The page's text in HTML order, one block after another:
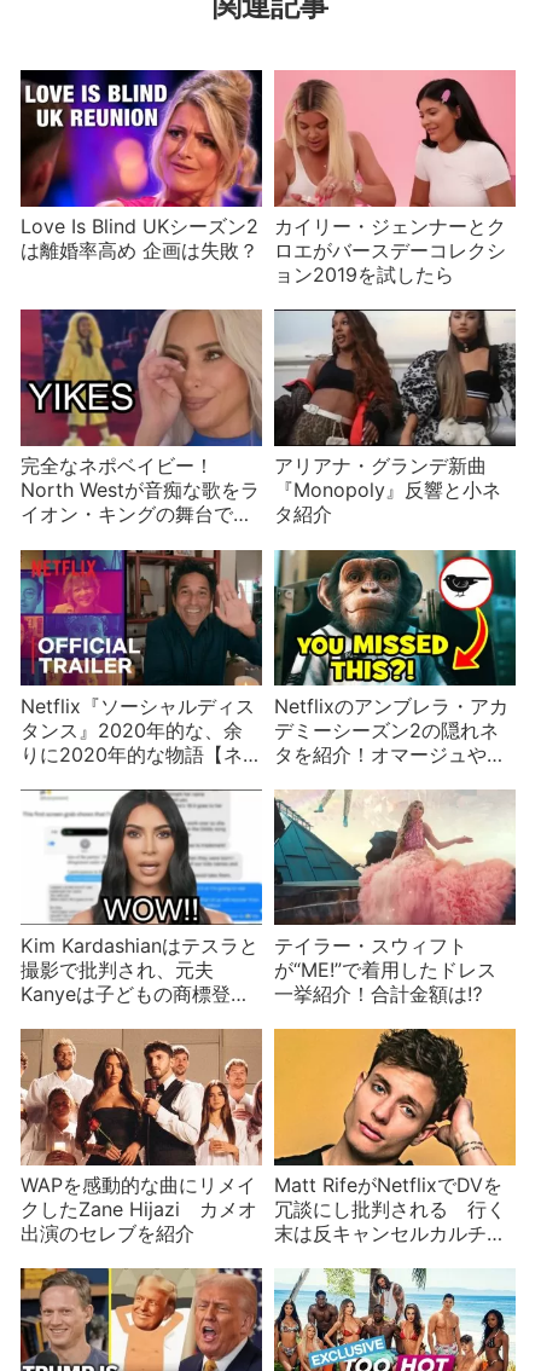
Love Is Blind UKシーズン2
は離婚率高め 企画は失敗？
カイリー・ジェンナーとク
ロエがバースデーコレクシ
ョン2019を試したら
完全なネポベイビー！
North Westが音痴な歌をラ
イオン・キングの舞台で披
アリアナ・グランデ新曲
『Monopoly』反響と小ネ
タ紹介
Netflix『ソーシャルディス
タンス』2020年的な、余
りに2020年的な物語【ネ
子？】
Netflixのアンブレラ・アカ
デミーシーズン2の隠れネ
タを紹介！オマージュや舞
Kim Kardashianはテスラと
撮影で批判され、元夫
Kanyeは子どもの商標登録
テイラー・スウィフト
が“ME!”で着用したドレス
一挙紹介！合計金額は⁉︎
WAPを感動的な曲にリメイ
クしたZane Hijazi カメオ
出演のセレブを紹介
Matt RifeがNetflixでDVを
冗談にし批判される 行く
末は反キャンセルカルチャ